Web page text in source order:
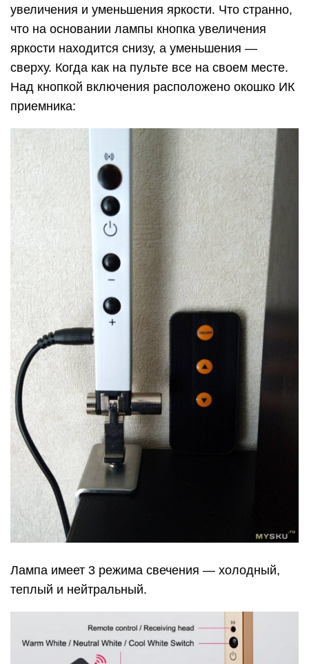
увеличения и уменьшения яркости. Что странно,
что на основании лампы кнопка увеличения
яркости находится снизу, а уменьшения —
сверху. Когда как на пульте все на своем месте.
Над кнопкой включения расположено окошко ИК
приемника:
Лампа имеет 3 режима свечения — холодный,
теплый и нейтральный.